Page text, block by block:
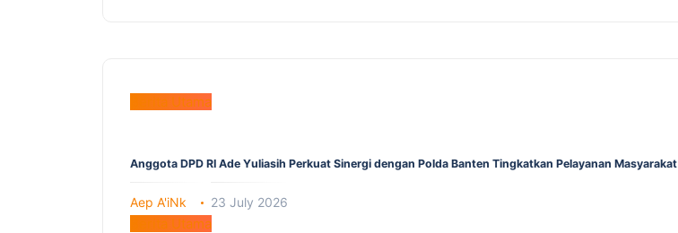
Berita Utama
Anggota DPD RI Ade Yuliasih Perkuat Sinergi dengan Polda Banten Tingkatkan Pelayanan Masyarakat
Aep A'iNk 23 July 2026
Berita Utama